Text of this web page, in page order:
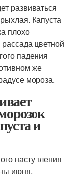
развиваться
Капуста
плохо
цветной
падения
же
мороза.
и
наступления
июня.